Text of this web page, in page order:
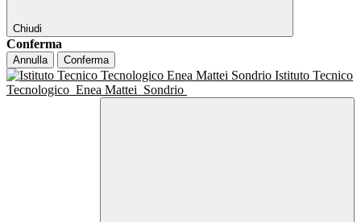
Chiudi
Conferma
Annulla Conferma
Istituto Tecnico
Tecnologico Enea Mattei Sondrio